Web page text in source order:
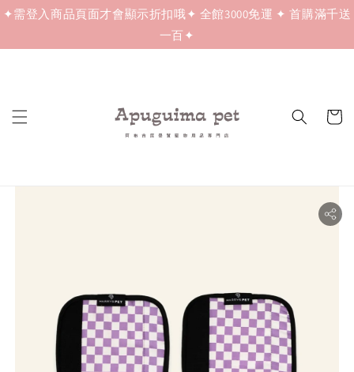
✦需登入商品頁面才會顯示折扣哦✦ 全館3000免運 ✦ 首購滿千送
一百✦